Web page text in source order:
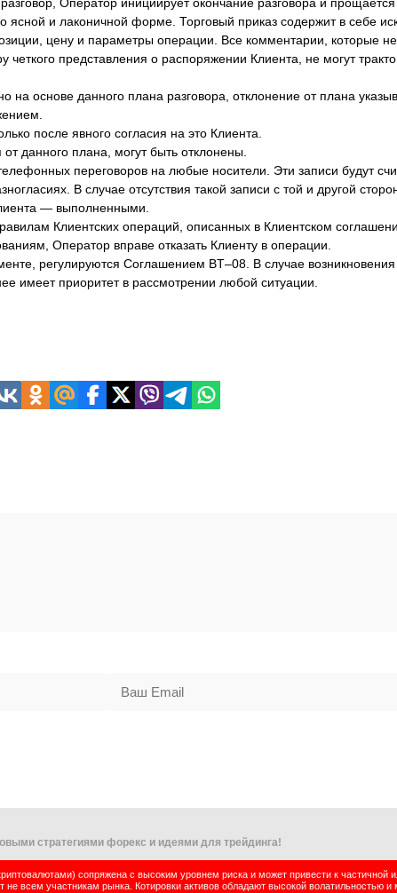
ясной и лаконичной форме. Торговый приказ содержит в себе
цену и параметры операции. Все комментарии, которые
представления о распоряжении Клиента, не могут
основе данного плана разговора, отклонение от плана
после явного согласия на это Клиента.
данного плана, могут быть отклонены.
переговоров на любые носители. Эти записи будут
В случае отсутствия такой записи с той и другой
— выполненными.
Клиентских операций, описанных в Клиентском
Оператор вправе отказать Клиенту в операции.
регулируются Соглашением BT–08. В случае
имеет приоритет в рассмотрении любой ситуации.
стратегиями форекс и идеями для трейдинга!
сопряжена с высоким уровнем риска и может привести к частичной
не всем участникам рынка. Котировки активов обладают высокой волатильностью и